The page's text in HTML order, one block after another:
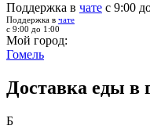
Поддержка в чате с 9:00
Поддержка в чате
с 9:00 до 1:00
Мой город:
Гомель
Доставка еды в
Б